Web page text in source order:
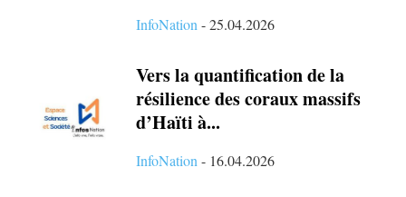
InfoNation -25.04.2026
Vers la quantification de la
résilience des coraux massifs
d’Haïti à...
InfoNation - 16.04.2026